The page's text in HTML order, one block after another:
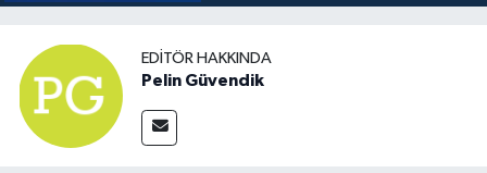
EDITÖR HAKKINDA
Pelin Güvendik